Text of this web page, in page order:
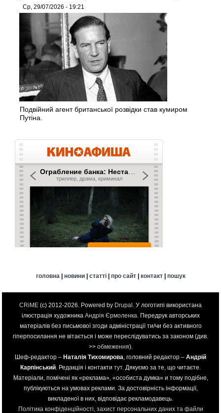
Ср, 29/07/2026 - 19:21
Подвійний агент британської розвідки став кумиром
Путіна.
головна | новини| статті| про сайт| контакт| пошук
CRiME (c) 2012-2026. Powered by Drupal . У логотипі використана
ілюстрація художника Андрія Єрмоленка . Передрук авторських
матеріалів без письмової згоди адміністрації ти/чи без активного
гіперпосилання не вітається і може переслідуватись за законом (див.
>> обмеження).
Шеф-редактор – Наталія Тихомирова , головний редактор – Андрій
Карпінський . Редакція і контакти тут. Дякуємо за те, що читаєте.
Матеріали, помічені як «реклама», «особиста думка» и тому подібне,
публікуються на умовах реклами. За достовірність інформації,
викладеної в них, відповідає рекламодавець.
Політика конфіденційності, захист персональних даних та файли